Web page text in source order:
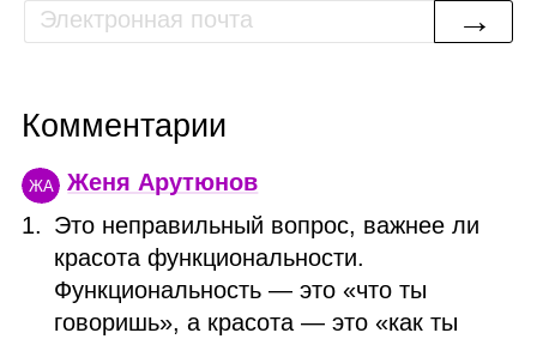
→
Комментарии
ЖА
Женя Арутюнов
Это неправильный вопрос, важнее ли
красота функциональности.
Функциональность — это «что ты
говоришь», а красота — это «как ты